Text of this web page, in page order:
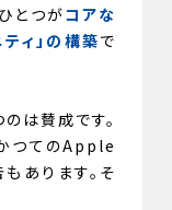
とつがコアな
ィ」の構築で
は賛成です。
つてのApple
あります。そ